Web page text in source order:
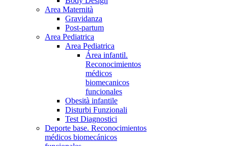
Area Maternità
Gravidanza
Post-partum
Area Pediatrica
Area Pediatrica
Área infantil.
Reconocimientos
médicos
biomecanicos
funcionales
Obesità infantile
Disturbi Funzionali
Test Diagnostici
Deporte base. Reconocimientos
médicos biomecánicos